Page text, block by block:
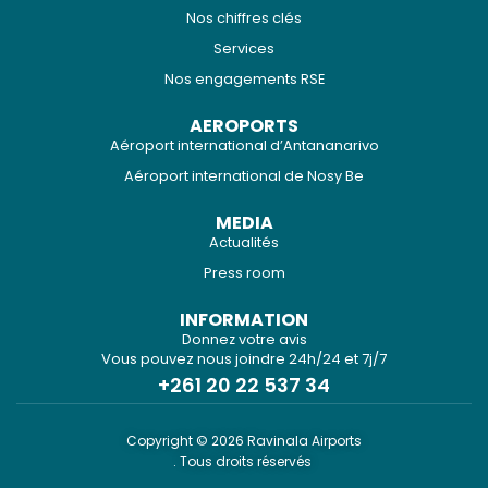
Nos chiffres clés
Services
Nos engagements RSE
AEROPORTS
Aéroport international d’Antananarivo
Aéroport international de Nosy Be
MEDIA
Actualités
Press room
INFORMATION
Donnez votre avis
Vous pouvez nous joindre 24h/24 et 7j/7
+261 20 22 537 34
Copyright © 2026 Ravinala Airports
. Tous droits réservés